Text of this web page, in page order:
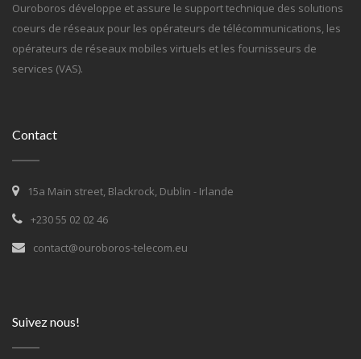
Ouroboros développe et assure le support technique des solutions
coeurs de réseaux pour les opérateurs de télécommunications, les
opérateurs de réseaux mobiles virtuels et les fournisseurs de
services (VAS).
Contact
15a Main street, Blackrock, Dublin - Irlande
+230 55 02 02 46
contact@ouroboros-telecom.eu
Suivez nous!